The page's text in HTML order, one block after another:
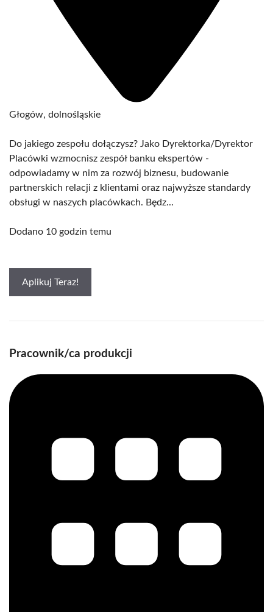
Głogów, dolnośląskie
Do jakiego zespołu dołączysz? Jako Dyrektorka/Dyrektor
Placówki wzmocnisz zespół banku ekspertów -
odpowiadamy w nim za rozwój biznesu, budowanie
partnerskich relacji z klientami oraz najwyższe standardy
obsługi w naszych placówkach. Będz...
Dodano 10 godzin temu
Aplikuj Teraz!
Pracownik/ca produkcji